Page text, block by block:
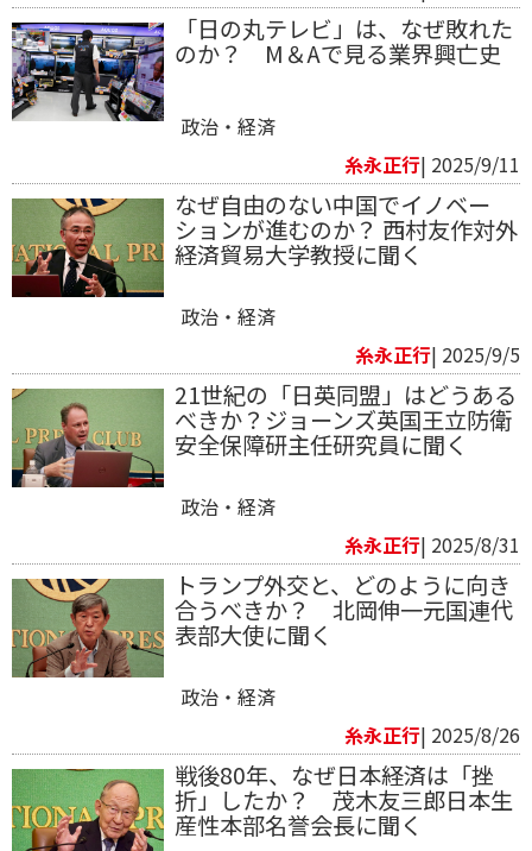
「日の丸テレビ」は、なぜ敗れた
のか？ M＆Aで見る業界興亡史
政治・経済
糸永正行| 2025/9/11
なぜ自由のない中国でイノベー
ションが進むのか？ 西村友作対外
経済貿易大学教授に聞く
政治・経済
糸永正行| 2025/9/5
21世紀の「日英同盟」はどうある
べきか？ジョーンズ英国王立防衛
安全保障研主任研究員に聞く
政治・経済
糸永正行| 2025/8/31
トランプ外交と、どのように向き
合うべきか？ 北岡伸一元国連代
表部大使に聞く
政治・経済
糸永正行| 2025/8/26
戦後80年、なぜ日本経済は「挫
折」したか？ 茂木友三郎日本生
産性本部名誉会長に聞く